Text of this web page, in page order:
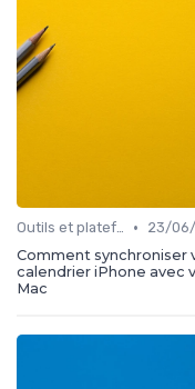
Outils et plateformes •
23/
Comment synchroniser
calendrier iPhone avec
Mac